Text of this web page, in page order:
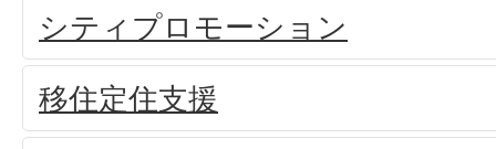
シティプロモーション
移住定住支援